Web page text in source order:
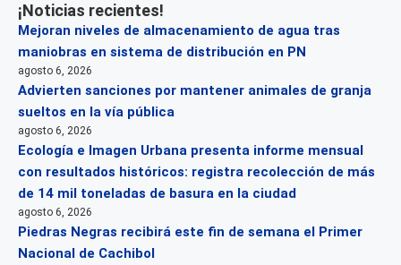
¡Noticias recientes!
Mejoran niveles de almacenamiento de agua tras
maniobras en sistema de distribución en PN
agosto 6, 2026
Advierten sanciones por mantener animales de granja
sueltos en la vía pública
agosto 6, 2026
Ecología e Imagen Urbana presenta informe mensual
con resultados históricos: registra recolección de más
de 14 mil toneladas de basura en la ciudad
agosto 6, 2026
Piedras Negras recibirá este fin de semana el Primer
Nacional de Cachibol